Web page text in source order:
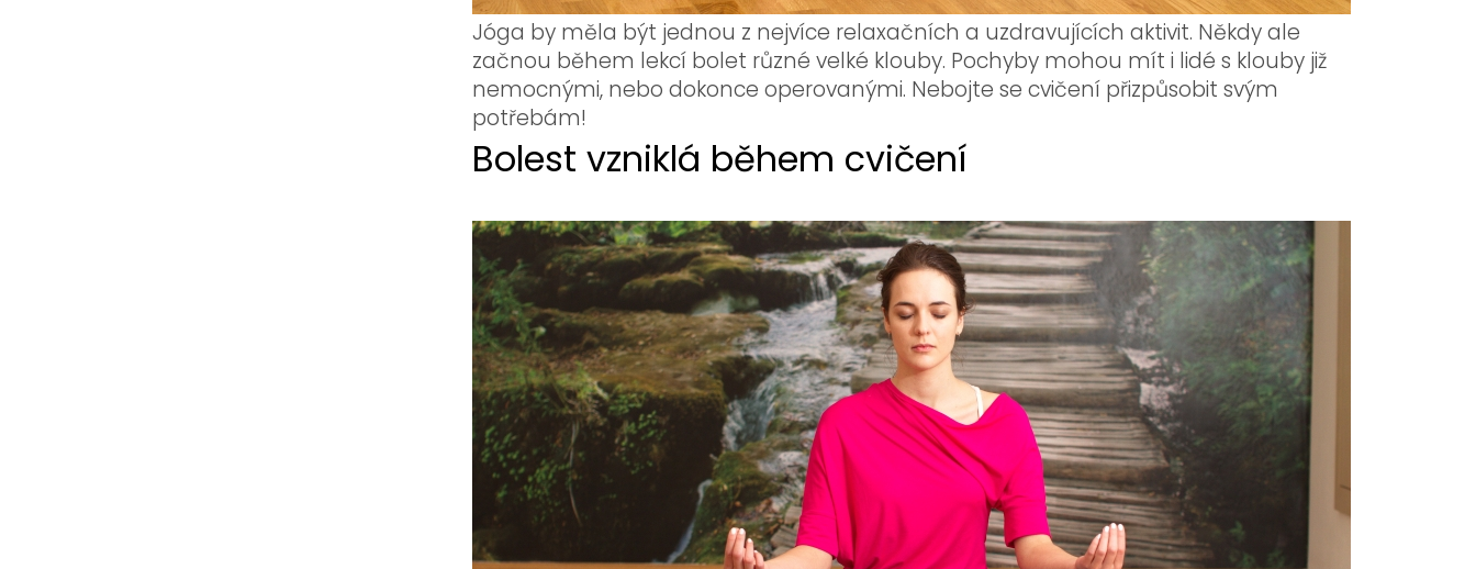
Jóga by měla být jednou z nejvíce relaxačních a uzdravujících aktivit. Někdy ale
začnou během lekcí bolet různé velké klouby. Pochyby mohou mít i lidé s klouby již
nemocnými, nebo dokonce operovanými. Nebojte se cvičení přizpůsobit svým
potřebám!
Bolest vzniklá během cvičení